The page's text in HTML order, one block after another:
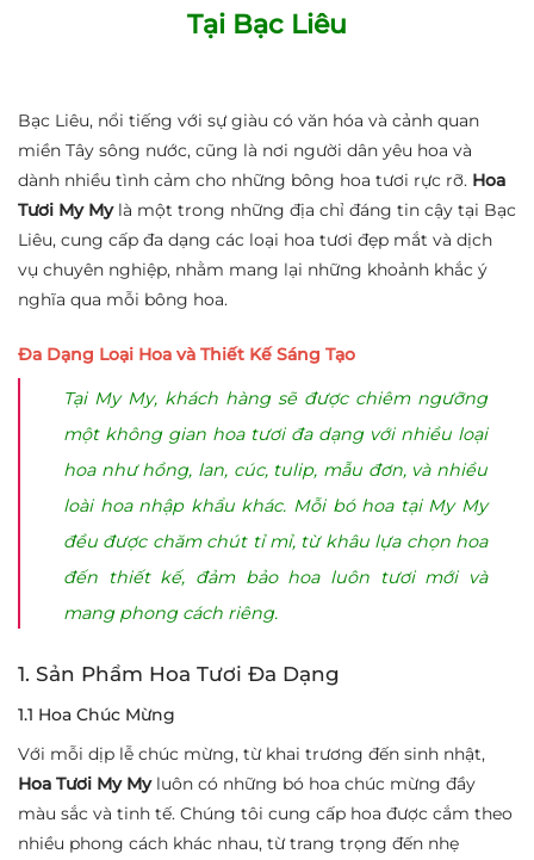
Tại Bạc Liêu
Bạc Liêu, nổi tiếng với sự giàu có văn hóa và cảnh quan
miền Tây sông nước, cũng là nơi người dân yêu hoa và
dành nhiều tình cảm cho những bông hoa tươi rực rỡ. Hoa
Tươi My Mylà một trong những địa chỉ đáng tin cậy tại Bạc
Liêu, cung cấp đa dạng các loại hoa tươi đẹp mắt và dịch
vụ chuyên nghiệp, nhằm mang lại những khoảnh khắc ý
nghĩa qua mỗi bông hoa.
Đa Dạng Loại Hoa và Thiết Kế Sáng Tạo
Tại My My, khách hàng sẽ được chiêm ngưỡng
một không gian hoa tươi đa dạng với nhiều loại
hoa như hồng, lan, cúc, tulip, mẫu đơn, và nhiều
loài hoa nhập khẩu khác. Mỗi bó hoa tại My My
đều được chăm chút tỉ mỉ, từ khâu lựa chọn hoa
đến thiết kế, đảm bảo hoa luôn tươi mới và
mang phong cách riêng.
1. Sản Phẩm Hoa Tươi Đa Dạng
1.1 Hoa Chúc Mừng
Với mỗi dịp lễ chúc mừng, từ khai trương đến sinh nhật,
Hoa Tươi My Myluôn có những bó hoa chúc mừng đầy
màu sắc và tinh tế. Chúng tôi cung cấp hoa được cắm theo
nhiều phong cách khác nhau, từ trang trọng đến nhẹ